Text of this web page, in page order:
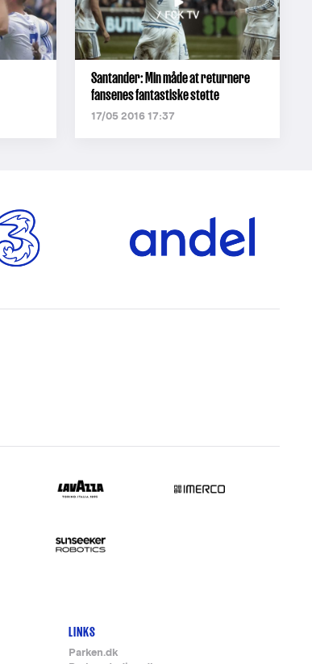
Santander: Min måde at returnere
fansenes fantastiske støtte
17/05 2016 17:37
LINKS
Parken.dk